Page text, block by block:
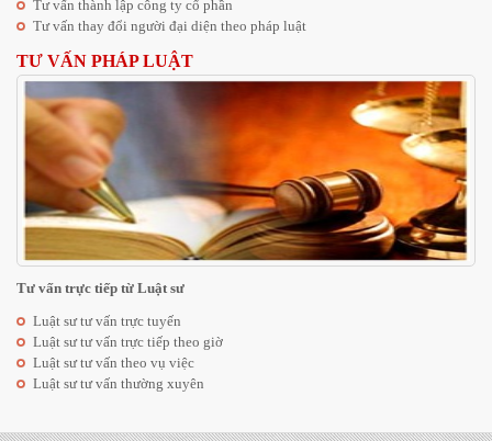
Tư vấn thành lập công ty cổ phần
Tư vấn thay đổi người đại diện theo pháp luật
TƯ VẤN PHÁP LUẬT
Tư vấn trực tiếp từ Luật sư
Luật sư tư vấn trực tuyến
Luật sư tư vấn trực tiếp theo giờ
Luật sư tư vấn theo vụ việc
Luật sư tư vấn thường xuyên